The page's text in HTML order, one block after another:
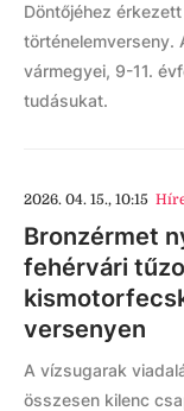
Döntőjéhez
történelemverseny.
vármegyei, 9-11.
tudásukat.
2026. 04. 15., 10:15
Bronzérmet
fehérvári
versenyen
A vízsugarak
összesen kilenc